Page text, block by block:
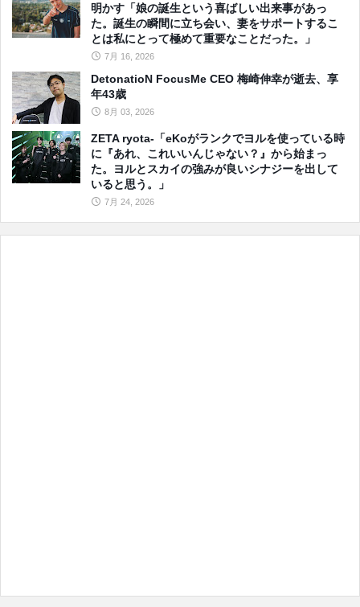
明かす「娘の誕生という喜ばしい出来事があっ
た。誕生の瞬間に立ち会い、妻をサポートするこ
とは私にとって極めて重要なことだった。」
7月 16, 2026
DetonatioN FocusMe CEO 梅崎伸幸が逝去、享
年43歳
8月 03, 2026
ZETA ryota-「eKoがランクでヨルを使っている時
に『あれ、これいいんじゃない？』から始まっ
た。ヨルとスカイの強みが良いシナジーを出して
いると思う。」
7月 24, 2026